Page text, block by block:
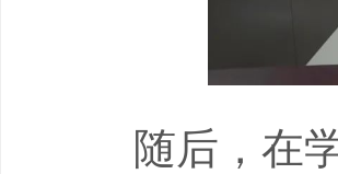
随后，在学